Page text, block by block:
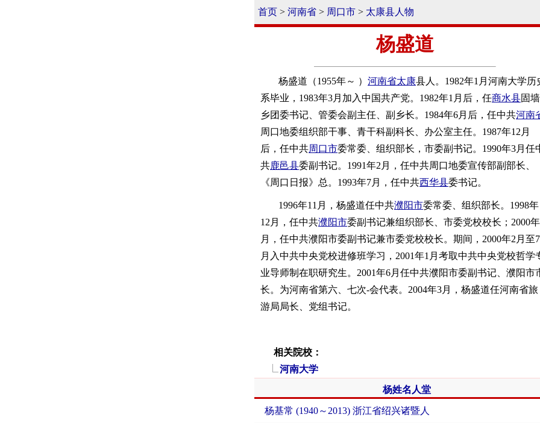
首页 > 河南省 > 周口市 > 太康县人物
杨盛道
杨盛道（1955年～ ） 河南省太康县人。1982年1月河南大学历
系毕业，1983年3月加入中国共产党。1982年1月后，任商水县固墙
乡团委书记、管委会副主任、副乡长。1984年6月后，任中共河南
周口地委组织部干事、青干科副科长、办公室主任。1987年12月
后，任中共周口市委常委、组织部长，市委副书记。1990年3月任
共鹿邑县委副书记。1991年2月，任中共周口地委宣传部副部长、
《周口日报》总。1993年7月，任中共西华县委书记。
1996年11月，杨盛道任中共濮阳市委常委、组织部长。1998年
12月，任中共濮阳市委副书记兼组织部长、市委党校校长；2000
月，任中共濮阳市委副书记兼市委党校校长。期间，2000年2月至7
月入中共中央党校进修班学习，2001年1月考取中共中央党校哲学
业导师制在职研究生。2001年6月任中共濮阳市委副书记、濮阳市
长。为河南省第六、七次-会代表。2004年3月，杨盛道任河南省旅
游局局长、党组书记。
相关院校：
河南大学
杨姓名人堂
杨基常 (1940～2013) 浙江省绍兴诸暨人